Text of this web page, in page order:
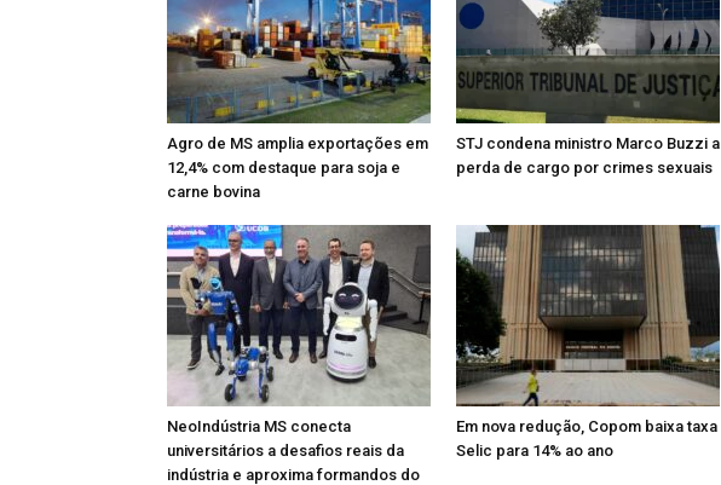
Agro de MS amplia exportações em
12,4% com destaque para soja e
carne bovina
STJ condena ministro Marco Buzzi a
perda de cargo por crimes sexuais
NeoIndústria MS conecta
universitários a desafios reais da
indústria e aproxima formandos do
Em nova redução, Copom baixa taxa
Selic para 14% ao ano